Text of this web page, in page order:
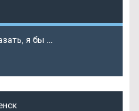
я бы ...